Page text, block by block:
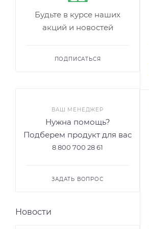
Будьте в курсе наших
акций и новостей
ПОДПИСАТЬСЯ
ВАШ МЕНЕДЖЕР
Нужна помощь?
Подберем продукт для вас
8 800 700 28 61
ЗАДАТЬ ВОПРОС
Новости